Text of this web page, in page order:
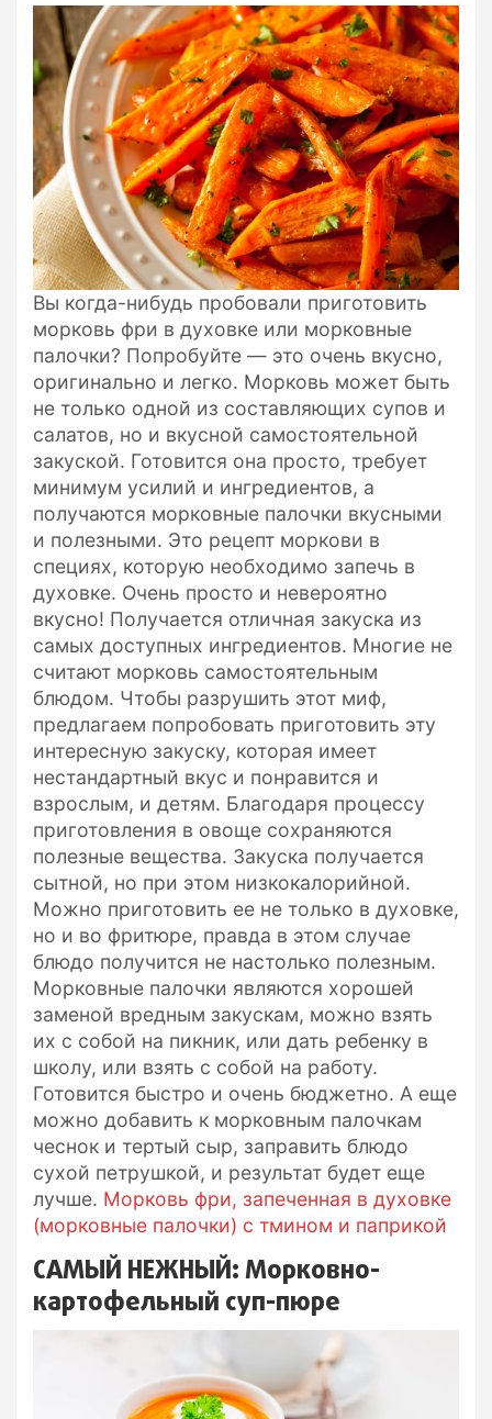
Вы когда-нибудь пробовали приготовить
морковь фри в духовке или морковные
палочки? Попробуйте — это очень вкусно,
оригинально и легко. Морковь может быть
не только одной из составляющих супов и
салатов, но и вкусной самостоятельной
закуской. Готовится она просто, требует
минимум усилий и ингредиентов, а
получаются морковные палочки вкусными
и полезными. Это рецепт моркови в
специях, которую необходимо запечь в
духовке. Очень просто и невероятно
вкусно! Получается отличная закуска из
самых доступных ингредиентов. Многие не
считают морковь самостоятельным
блюдом. Чтобы разрушить этот миф,
предлагаем попробовать приготовить эту
интересную закуску, которая имеет
нестандартный вкус и понравится и
взрослым, и детям. Благодаря процессу
приготовления в овоще сохраняются
полезные вещества. Закуска получается
сытной, но при этом низкокалорийной.
Можно приготовить ее не только в духовке,
но и во фритюре, правда в этом случае
блюдо получится не настолько полезным.
Морковные палочки являются хорошей
заменой вредным закускам, можно взять
их с собой на пикник, или дать ребенку в
школу, или взять с собой на работу.
Готовится быстро и очень бюджетно. А еще
можно добавить к морковным палочкам
чеснок и тертый сыр, заправить блюдо
сухой петрушкой, и результат будет еще
лучше. Морковь фри, запеченная в духовке
(морковные палочки) с тмином и паприкой
САМЫЙ НЕЖНЫЙ: Морковно-
картофельный суп-пюре